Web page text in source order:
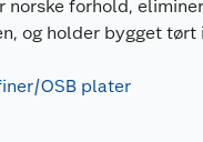
norske forhold,
og holder bygget tørt
OSB plater